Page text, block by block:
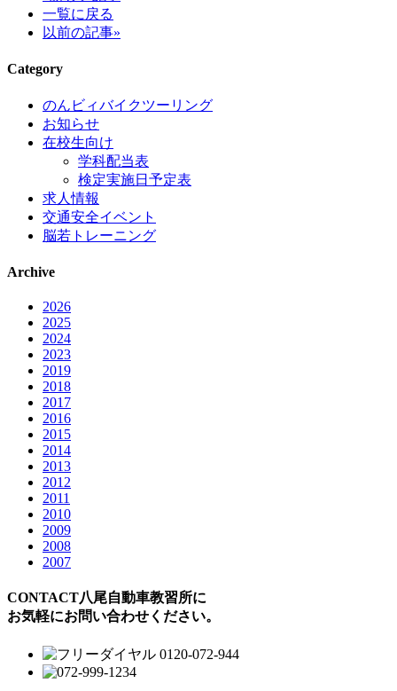
一覧に戻る
以前の記事»
Category
のんビィバイクツーリング
お知らせ
在校生向け
学科配当表
検定実施日予定表
求人情報
交通安全イベント
脳若トレーニング
Archive
2026
2025
2024
2023
2019
2018
2017
2016
2015
2014
2013
2012
2011
2010
2009
2008
2007
CONTACT八尾自動車教習所に
お気軽にお問い合わせください。